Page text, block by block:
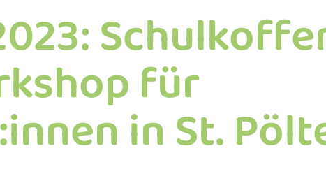
für
in St.